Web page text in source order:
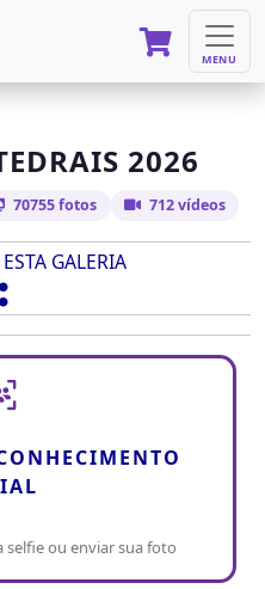
MENU
2026
70755 fotos 712 vídeos
GALERIA
selfie ou enviar sua foto